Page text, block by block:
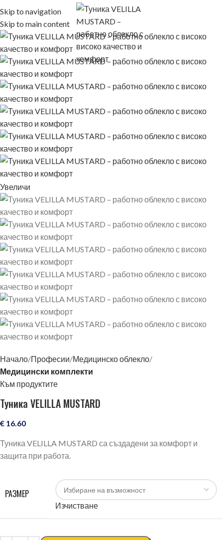
Skip to navigation
Skip to main content
Увеличи
Начало Професии Медицинско облекло
Медицински комплекти
Към продуктите
Туника VELILLA MUSTARD
€ 16.60
Туника VELILLA MUSTARD са създадени за комфорт и
защита при работа.
РАЗМЕР
Изчистване